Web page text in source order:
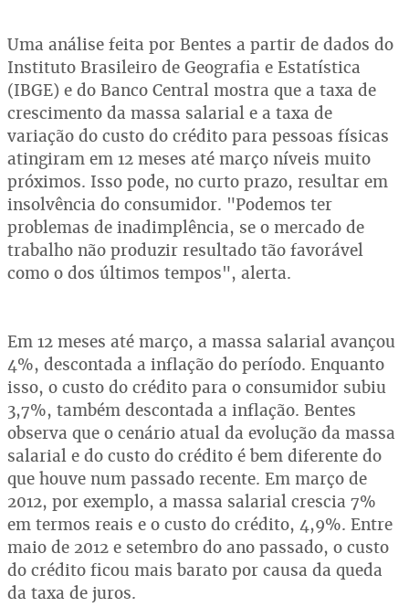
Uma análise feita por Bentes a partir de dados do
Instituto Brasileiro de Geografia e Estatística
(IBGE) e do Banco Central mostra que a taxa de
crescimento da massa salarial e a taxa de
variação do custo do crédito para pessoas físicas
atingiram em 12 meses até março níveis muito
próximos. Isso pode, no curto prazo, resultar em
insolvência do consumidor. "Podemos ter
problemas de inadimplência, se o mercado de
trabalho não produzir resultado tão favorável
como o dos últimos tempos", alerta.
Em 12 meses até março, a massa salarial avançou
4%, descontada a inflação do período. Enquanto
isso, o custo do crédito para o consumidor subiu
3,7%, também descontada a inflação. Bentes
observa que o cenário atual da evolução da massa
salarial e do custo do crédito é bem diferente do
que houve num passado recente. Em março de
2012, por exemplo, a massa salarial crescia 7%
em termos reais e o custo do crédito, 4,9%. Entre
maio de 2012 e setembro do ano passado, o custo
do crédito ficou mais barato por causa da queda
da taxa de juros.